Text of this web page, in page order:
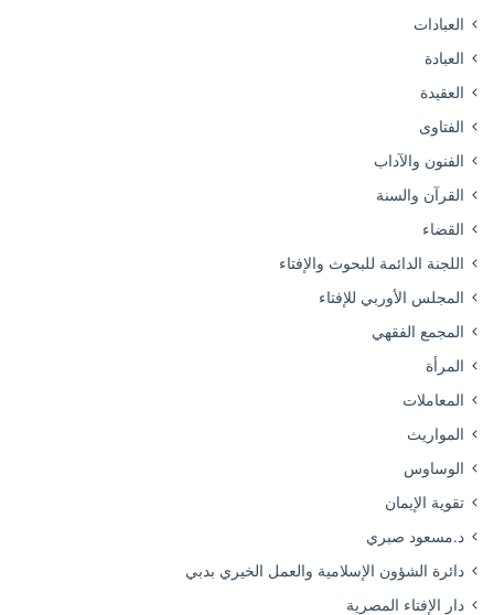
العبادات
العبادة
العقيدة
الفتاوى
الفنون والآداب
القرآن والسنة
القضاء
اللجنة الدائمة للبحوث والإفتاء
المجلس الأوربي للإفتاء
المجمع الفقهي
المرأة
المعاملات
المواريث
الوساوس
تقوية الإيمان
د.مسعود صبري
دائرة الشؤون الإسلامية والعمل الخيري بدبي
دار الإفتاء المصرية